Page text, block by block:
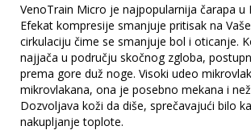
VenoTrain Micro je najpopularnija čarapa u
Efekat kompresije smanjuje pritisak na
cirkulaciju čime se smanjuje bol i oticanje.
najjača u području skočnog zgloba,
prema gore duž noge. Visoki udeo
mikrovlakana, ona je posebno mekana i
Dozvoljava koži da diše, sprečavajući bilo
nakupljanje toplote.